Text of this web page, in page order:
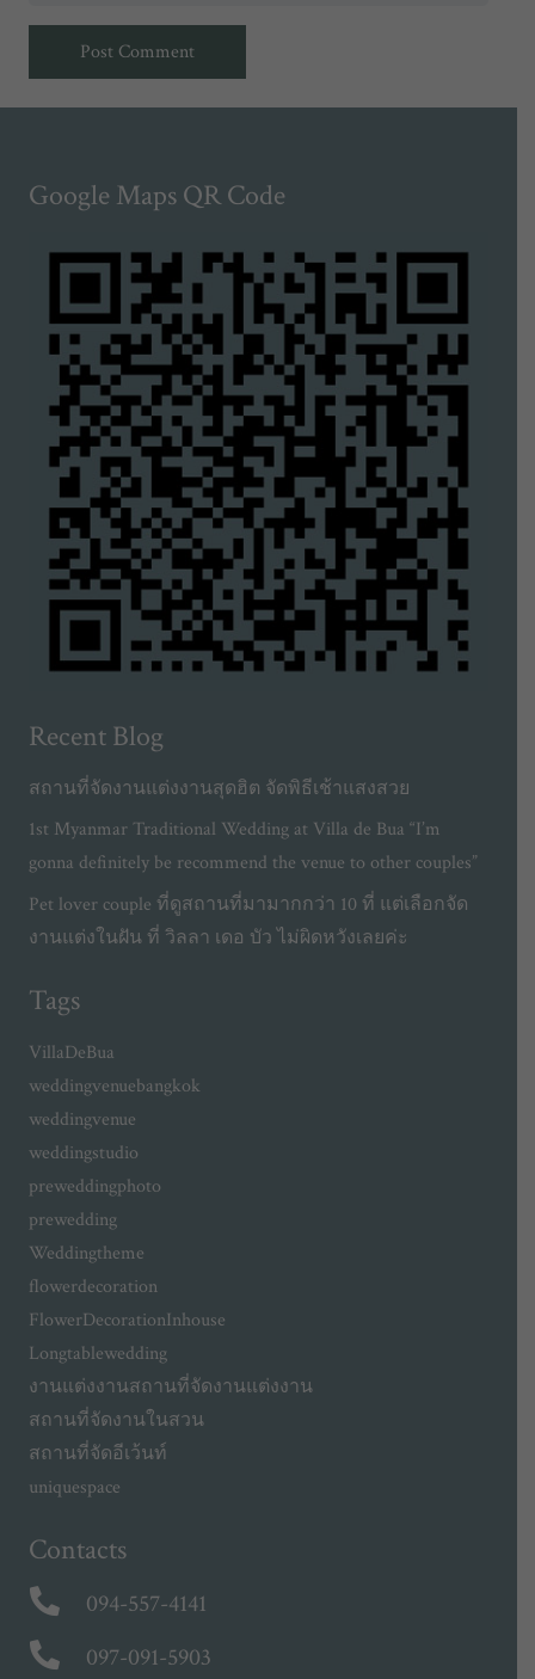
Post Comment
Google Maps QR Code
Recent Blog
สถานที่จัดงานแต่งงานสุดฮิต จัดพิธีเช้าแสงสวย
1st Myanmar Traditional Wedding at Villa de Bua “I’m
gonna definitely be recommend the venue to other couples”
Pet lover couple ที่ดูสถานที่มามากกว่า 10 ที่ แต่เลือกจัด
งานแต่งในฝัน ที่ วิลลา เดอ บัว ไม่ผิดหวังเลยค่ะ
Tags
VillaDeBua
weddingvenuebangkok
weddingvenue
weddingstudio
preweddingphoto
prewedding
Weddingtheme
flowerdecoration
FlowerDecorationInhouse
Longtablewedding
งานแต่งงานสถานที่จัดงานแต่งงาน
สถานที่จัดงานในสวน
สถานที่จัดอีเว้นท์
uniquespace
Contacts
094-557-4141
097-091-5903